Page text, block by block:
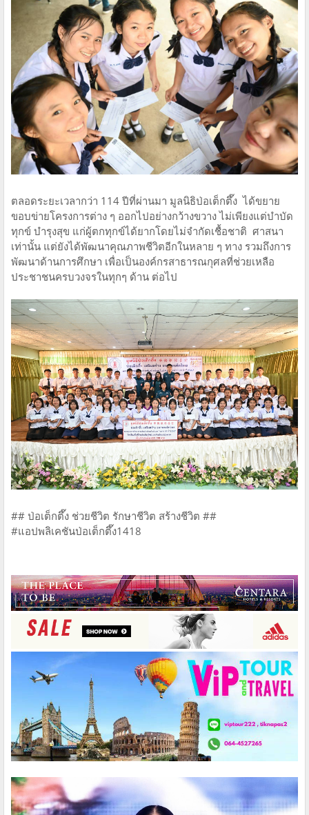
ตลอดระยะเวลากว่า 114 ปีที่ผ่านมา มูลนิธิป่อเต็กตึ๊ง ได้ขยาย
ขอบข่ายโครงการต่าง ๆ ออกไปอย่างกว้างขวาง ไม่เพียงแต่บำบัด
ทุกข์ บำรุงสุข แก่ผู้ตกทุกข์ได้ยากโดยไม่จำกัดเชื้อชาติ ศาสนา
เท่านั้น แต่ยังได้พัฒนาคุณภาพชีวิตอีกในหลาย ๆ ทาง รวมถึงการ
พัฒนาด้านการศึกษา เพื่อเป็นองค์กรสาธารณกุศลที่ช่วยเหลือ
ประชาชนครบวงจรในทุกๆ ด้าน ต่อไป
## ป่อเต็กตึ๊ง ช่วยชีวิต รักษาชีวิต สร้างชีวิต ##
#แอปพลิเคชันป่อเต็กตึ๊ง1418